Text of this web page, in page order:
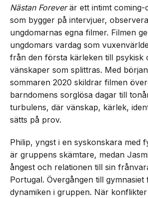
Nästan Foreverär ett intimt
som bygger på intervjuer,
ungdomarnas egna filmer. Filmen
ungdomars vardag som
från den första kärleken till psykisk
vänskaper som splittras. Med
sommaren 2020 skildrar filmen
barndomens sorglösa dagar till
turbulens, där vänskap, kärlek,
sätts på prov.
Philip, yngst i en syskonskara med
är gruppens skämtare, medan
ångest och relationen till sin
Portugal. Övergången till
dynamiken i gruppen. När